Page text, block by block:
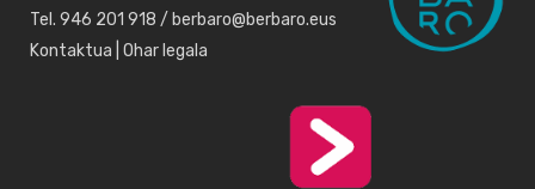
Tel. 946 201 918 / berbaro@berbaro.eus
Kontaktua Ohar legala